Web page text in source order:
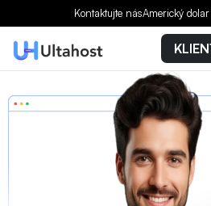
Kontaktujte násAmerický dolar